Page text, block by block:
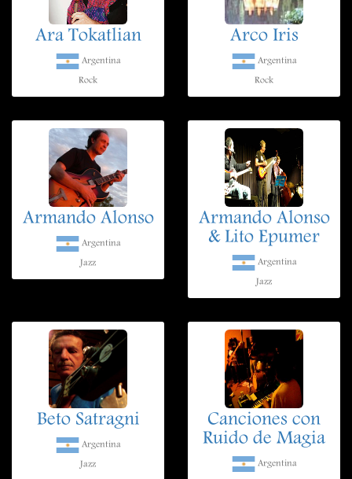
Ara Tokatlian
Argentina
Rock
Arco Iris
Argentina
Rock
Armando Alonso
Argentina
Jazz
Armando Alonso
& Lito Epumer
Argentina
Jazz
Beto Satragni
Argentina
Jazz
Canciones con
Ruido de Magia
Argentina